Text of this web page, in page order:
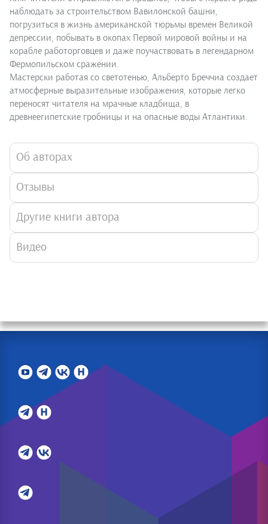
наблюдать за строительством Вавилонской башни,
погрузиться в жизнь американской тюрьмы времен Великой
депрессии, побывать в окопах Первой мировой войны и на
корабле работорговцев и даже поучаствовать в легендарном
Фермопильском сражении.
Мастерски работая со светотенью, Альберто Бреччиа создает
атмосферные выразительные изображения, которые легко
переносят читателя на мрачные кладбища, в
древнеегипетские гробницы и на опасные воды Атлантики.
Об авторах
Отзывы
Другие книги автора
Видео